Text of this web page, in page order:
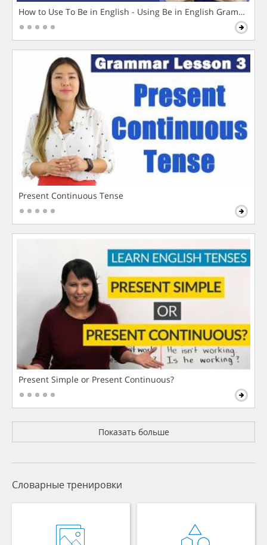
How to Use To Be in English - Using Be in English Grammar
Present Continuous Tense
Present Simple or Present Continuous?
Показать больше
Словарные тренировки